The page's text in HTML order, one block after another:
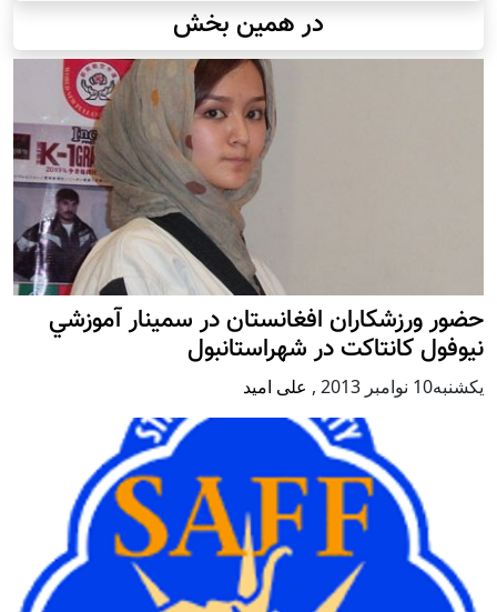
در همین بخش
حضور ورزشکاران افغانستان در سمينار آموزشي
نيوفول كانتاكت در شهراستانبول
يكشنبه10 نوامبر 2013 , علی امید